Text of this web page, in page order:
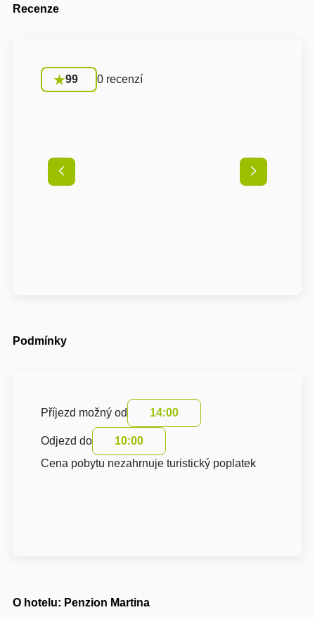
Recenze
99 0 recenzí
Podmínky
Příjezd možný od 14:00
Odjezd do
10:00
Cena pobytu nezahrnuje turistický poplatek
O hotelu: Penzion Martina